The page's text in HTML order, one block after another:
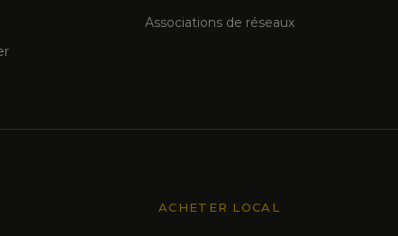
Associations de réseaux
ACHETER LOCAL